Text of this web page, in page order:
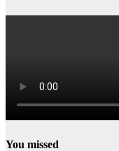
You missed